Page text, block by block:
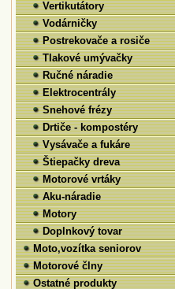
Vertikutátory
Vodárničky
Postrekovače a rosiče
Tlakové umývačky
Ručné náradie
Elektrocentrály
Snehové frézy
Drtiče - kompostéry
Vysávače a fukáre
Štiepačky dreva
Motorové vrtáky
Aku-náradie
Motory
Doplnkový tovar
Moto,vozítka seniorov
Motorové člny
Ostatné produkty
Problémy s benzínmi| 14. 1.
2025
Pokiaľ chcete 100%
ochranu karburátorov